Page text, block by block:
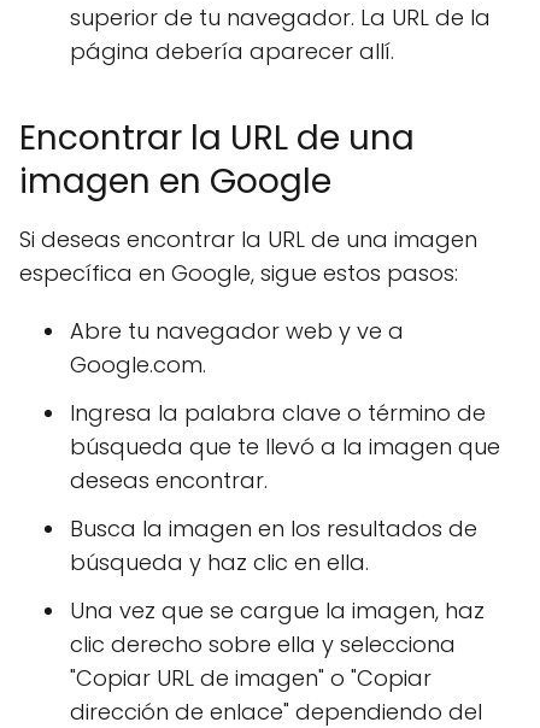
superior de tu navegador. La URL de la
página debería aparecer allí.
Encontrar la URL de una
imagen en Google
Si deseas encontrar la URL de una imagen
específica en Google, sigue estos pasos:
Abre tu navegador web y ve a
Google.com.
Ingresa la palabra clave o término de
búsqueda que te llevó a la imagen que
deseas encontrar.
Busca la imagen en los resultados de
búsqueda y haz clic en ella.
Una vez que se cargue la imagen, haz
clic derecho sobre ella y selecciona
"Copiar URL de imagen" o "Copiar
dirección de enlace" dependiendo del